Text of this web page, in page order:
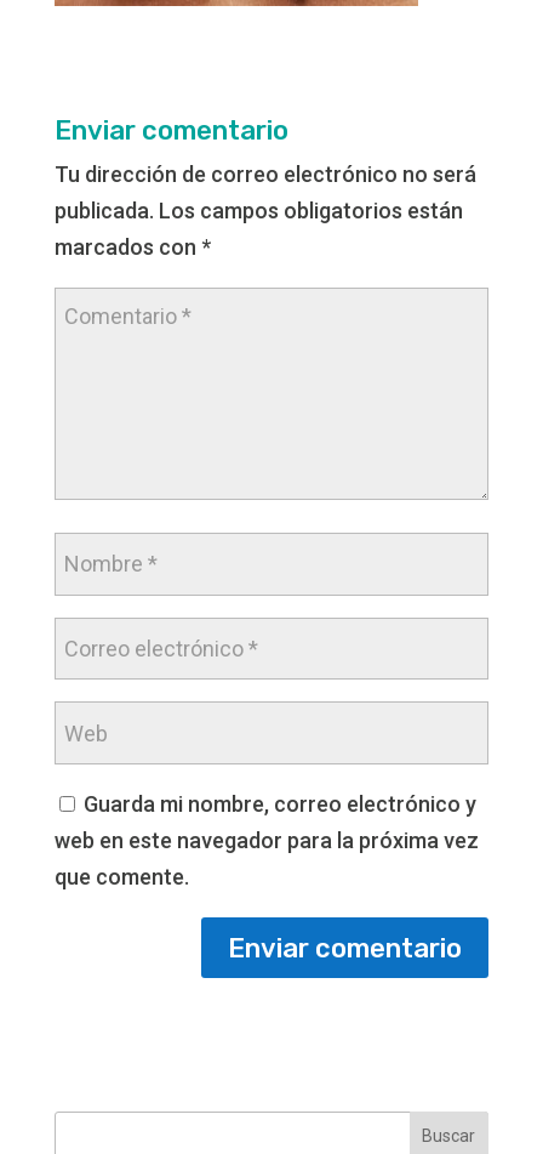
Enviar comentario
Tu dirección de correo electrónico no será
publicada. Los campos obligatorios están
marcados con *
Guarda mi nombre, correo electrónico y
web en este navegador para la próxima vez
que comente.